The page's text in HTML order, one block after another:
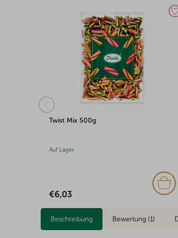
Diabetes Mix 100g
Auf Lager
€3,04
Beschreibung Bewertung (1)